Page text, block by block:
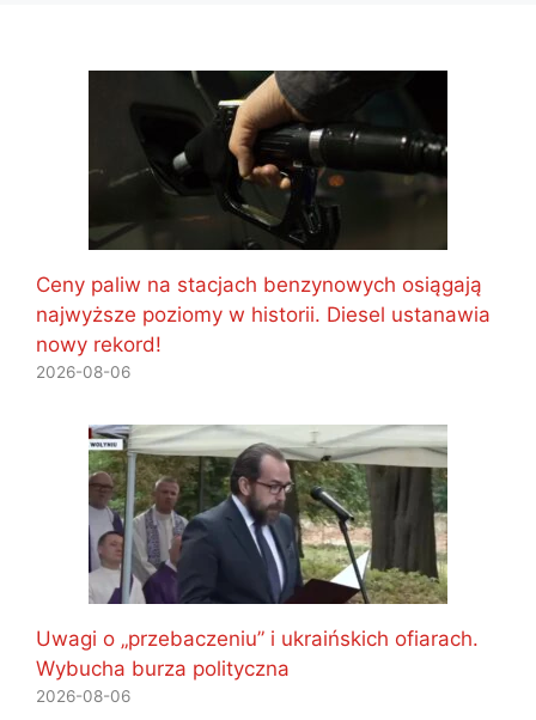
Ceny paliw na stacjach benzynowych osiągają
najwyższe poziomy w historii. Diesel ustanawia
nowy rekord!
2026-08-06
Uwagi o „przebaczeniu” i ukraińskich ofiarach.
Wybucha burza polityczna
2026-08-06